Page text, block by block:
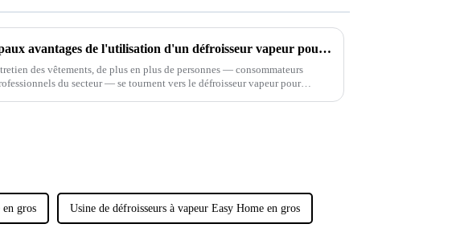
Les 5 principaux avantages de l'utilisation d'un défroisseur vapeur pour l'entretien de vos vêtements
des vêtements, de plus en plus de personnes — consommateurs
du secteur — se tournent vers le défroisseur vapeur pour
en gros Usine de défroisseurs à vapeur Easy Home en gros